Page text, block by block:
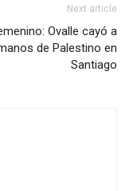
Next article
Ovalle cayó a
de Palestino en
Santiago